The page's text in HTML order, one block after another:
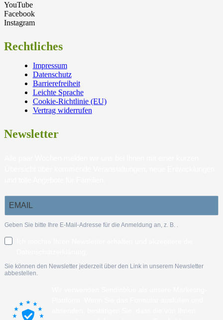
YouTube
Facebook
Instagram
Rechtliches
Impressum
Datenschutz
Barrierefreiheit
Leichte Sprache
Cookie-Richtlinie (EU)
Vertrag widerrufen
Newsletter
Geben Sie bitte Ihre E-Mail-Adresse für die Anmeldung an, z. B.
Sie können den Newsletter jederzeit über den Link in unserem Newsletter
abbestellen.